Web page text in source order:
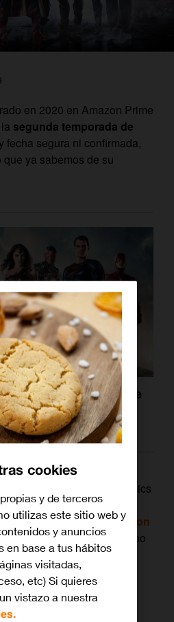
en 2020 en Amazon Prime
segunda temporada de
fecha segura ni confirmada,
ya sabemos de su
de todos los héroes de
inspirada en la serie de cómics
dibujada por Darick
verano de 2019en Amazon
sobre ella ha sido un no
un grupo de
liderados por ‘el
a
cookies
y de terceros
utilizas este sitio web y
y anuncios
en base a tus hábitos
visitadas,
etc) Si quieres
vistazo a nuestra